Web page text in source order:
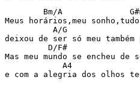
Bm/A
Meus horários,meu sonho,tudo
A/G
deixou de ser só meu
D/F#
Mas meu mundo se encheu de
A4
e com a alegria dos olhos